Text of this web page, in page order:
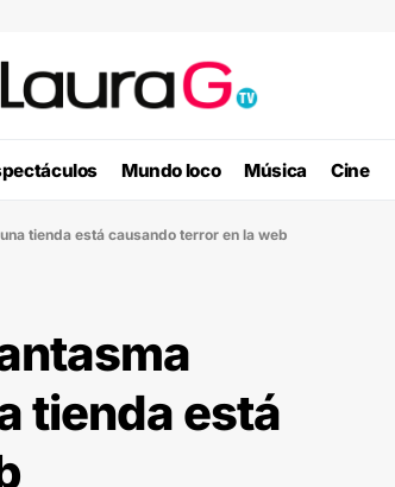
Mundo loco Música Cine
tienda está causando terror en la web
tienda está